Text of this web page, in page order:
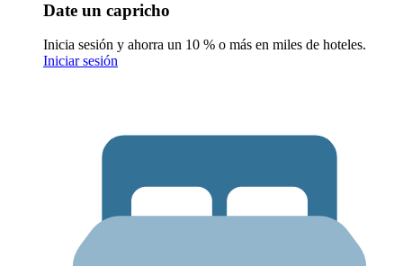
Date un capricho
Inicia sesión y ahorra un 10 % o más en miles de hoteles.
Iniciar sesión